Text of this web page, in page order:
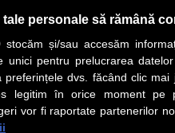
plastician Sorin Velicu a primit
din Braşov i-au dat fostului
PAGINĂ
tale personale să rămână
stocăm și/sau accesăm
unici pentru prelucrarea
preferințele dvs. făcând clic
legitim în orice moment pe
vor fi raportate partenerilor